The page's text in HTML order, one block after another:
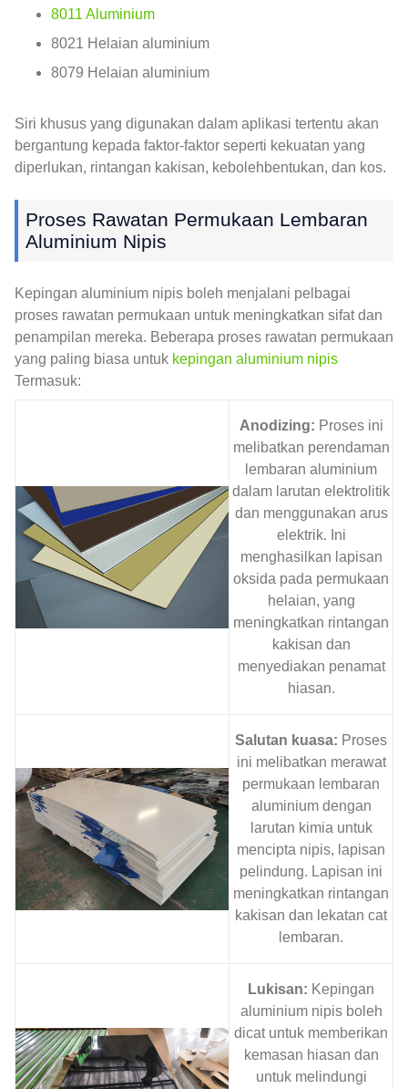
8011 Aluminium
8021 Helaian aluminium
8079 Helaian aluminium
Siri khusus yang digunakan dalam aplikasi tertentu akan
bergantung kepada faktor-faktor seperti kekuatan yang
diperlukan, rintangan kakisan, kebolehbentukan, dan kos.
Proses Rawatan Permukaan Lembaran
Aluminium Nipis
Kepingan aluminium nipis boleh menjalani pelbagai
proses rawatan permukaan untuk meningkatkan sifat dan
penampilan mereka. Beberapa proses rawatan permukaan
yang paling biasa untuk kepingan aluminium nipis
Termasuk:
Anodizing: Proses ini
melibatkan perendaman
lembaran aluminium
dalam larutan elektrolitik
dan menggunakan arus
elektrik. Ini
menghasilkan lapisan
oksida pada permukaan
helaian, yang
meningkatkan rintangan
kakisan dan
menyediakan penamat
hiasan.
Salutan kuasa: Proses
ini melibatkan merawat
permukaan lembaran
aluminium dengan
larutan kimia untuk
mencipta nipis, lapisan
pelindung. Lapisan ini
meningkatkan rintangan
kakisan dan lekatan cat
lembaran.
Lukisan: Kepingan
aluminium nipis boleh
dicat untuk memberikan
kemasan hiasan dan
untuk melindungi